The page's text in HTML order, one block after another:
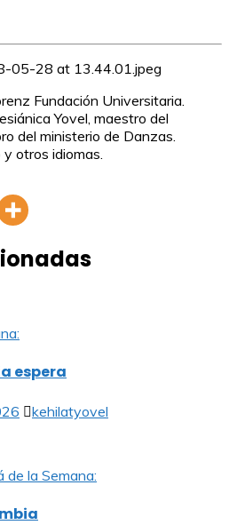
Fundación Universitaria.
Yovel, maestro del
del ministerio de Danzas.
otros idiomas.
espera
kehilatyovel
de la Semana: